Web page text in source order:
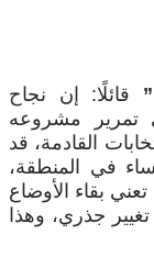
قائلًا: إن نجاح
تمرير مشروعه
القادمة، قد
في المنطقة،
بقاء الأوضاع
جذري، وهذا